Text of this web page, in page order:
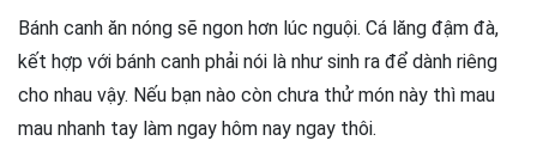
Bánh canh ăn nóng sẽ ngon hơn lúc nguội. Cá lăng đậm đà,
kết hợp với bánh canh phải nói là như sinh ra để dành riêng
cho nhau vậy. Nếu bạn nào còn chưa thử món này thì mau
mau nhanh tay làm ngay hôm nay ngay thôi.